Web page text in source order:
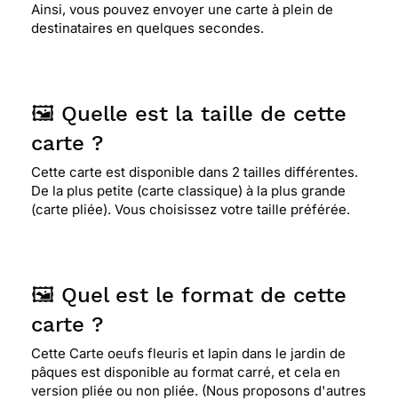
Ainsi, vous pouvez envoyer une carte à plein de
destinataires en quelques secondes.
🖼️ Quelle est la taille de cette
carte ?
Cette carte est disponible dans 2 tailles différentes.
De la plus petite (carte classique) à la plus grande
(carte pliée). Vous choisissez votre taille préférée.
🖼️ Quel est le format de cette
carte ?
Cette Carte oeufs fleuris et lapin dans le jardin de
pâques est disponible au format carré, et cela en
version pliée ou non pliée. (Nous proposons d'autres